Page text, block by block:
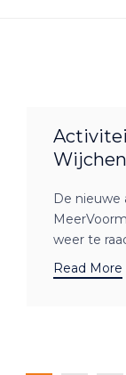
De nieuwe
weer te
Read More